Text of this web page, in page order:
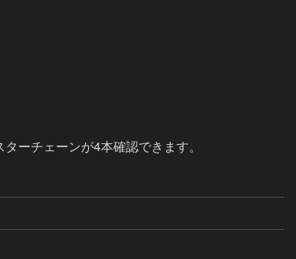
ーチェーンが4本確認できます。